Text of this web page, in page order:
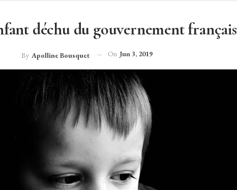
déchu du gouvernement français
By Apolline Bousquet On Jun 3, 2019